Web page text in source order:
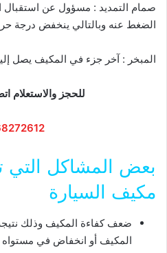
صمام التمديد : مسؤول عن استقبال
الضغط عنه وبالتالي ينخفض درجة
المبخر : آخر جزء في المكيف يصل
للحجز والاستعلام
بعض المشاكل
مكيف السيارة
ضعف كفاءة المكيف وذلك
المكيف أو انخفاض في مستواه